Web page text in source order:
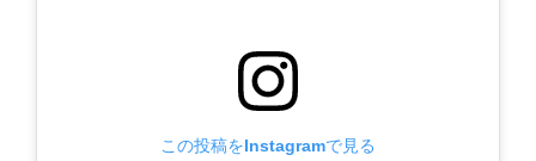
この投稿をInstagramで見る